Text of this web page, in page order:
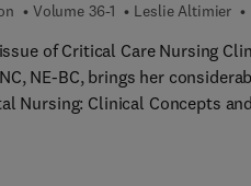
en la disciplina: "Consultas
"Simulacion en
edicion ofrece acceso a la
se ofrece un banco de
Volume 36-1 Leslie Altimier
of Critical Care Nursing
NE-BC, brings her
Nursing: Clinical Concepts